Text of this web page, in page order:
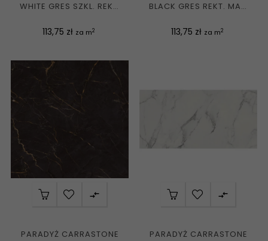
WHITE GRES SZKL. REKT.
Cena
113,75 zł za m2
BLACK GRES REKT. MAT.
Cena
113,75 zł za m2

PARADYŻ CARRASTONE

PARADYŻ CARRASTONE